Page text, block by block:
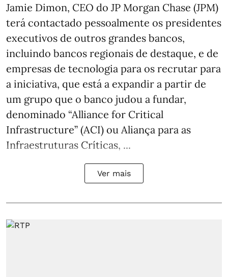
Jamie Dimon, CEO do JP Morgan Chase (JPM)
terá contactado pessoalmente os presidentes
executivos de outros grandes bancos,
incluindo bancos regionais de destaque, e de
empresas de tecnologia para os recrutar para
a iniciativa, que está a expandir a partir de
um grupo que o banco judou a fundar,
denominado “Alliance for Critical
Infrastructure” (ACI) ou Aliança para as
Infraestruturas Críticas, ...
Ver mais